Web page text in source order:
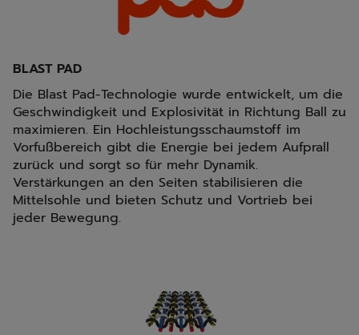
BLAST PAD
Die Blast Pad-Technologie wurde entwickelt, um die
Geschwindigkeit und Explosivität in Richtung Ball zu
maximieren. Ein Hochleistungsschaumstoff im
Vorfußbereich gibt die Energie bei jedem Aufprall
zurück und sorgt so für mehr Dynamik.
Verstärkungen an den Seiten stabilisieren die
Mittelsohle und bieten Schutz und Vortrieb bei
jeder Bewegung.